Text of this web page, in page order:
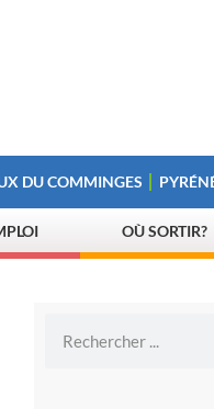
DU COMMINGES
OÙ SORTIR?